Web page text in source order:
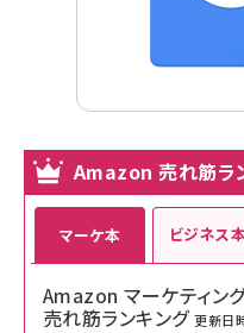
Amazon 売れ筋ラ
マーケ本
Amazon マーケティン
売れ筋ランキング 更新日
ビジネス本